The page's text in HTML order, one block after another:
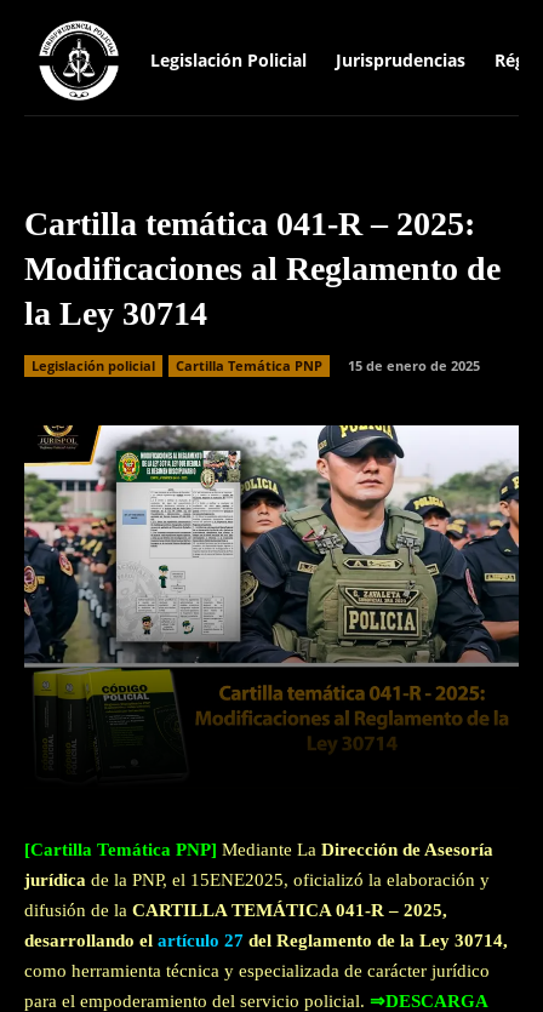
Legislación Policial Jurisprudencias
Cartilla temática 041-R – 2025:
Modificaciones al Reglamento de
la Ley 30714
Legislación policial Cartilla Temática PNP 15 de enero de 2025
[Cartilla Temática PNP] Mediante La Dirección de Asesoría
jurídica de la PNP, el 15ENE2025, oficializó la elaboración y
difusión de la CARTILLA TEMÁTICA 041-R – 2025,
desarrollando el artículo 27 del Reglamento de la Ley 30714,
como herramienta técnica y especializada de carácter jurídico
para el empoderamiento del servicio policial. ⇒DESCARGA